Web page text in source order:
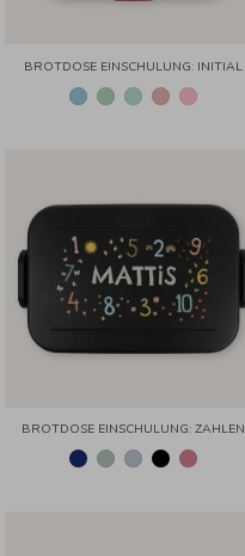
BROTDOSE EINSCHULUNG: INITIAL
BROTDOSE EINSCHULUNG: ZAHLEN